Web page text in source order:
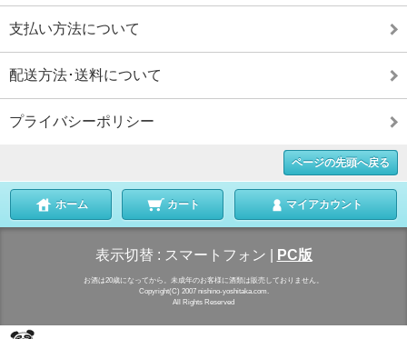
支払い方法について
配送方法･送料について
プライバシーポリシー
ページの先頭へ戻る
ホーム カート マイアカウント
表示切替 : スマートフォン PC版
お酒は20歳になってから。未成年のお客様に酒類は販売しておりません。
Copyright(C) 2007 nishino-yoshitaka.com.
All Rights Reserved